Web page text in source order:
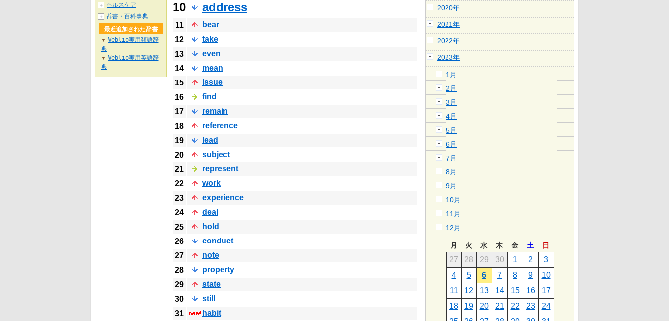
10
address
11
bear
12
take
13
even
14
mean
15
issue
16
find
17
remain
18
reference
19
lead
20
subject
21
represent
22
work
23
experience
24
deal
25
hold
26
conduct
27
note
28
property
29
state
30
still
31
habit
＋ ヘルスケア
＋
辞書・百科事典
最近追加された辞書
▼
Weblio実用類語辞
典
▼
Weblio実用英語辞
典
2020年
2021年
2022年
2023年
1月
2月
3月
4月
5月
6月
7月
8月
9月
10月
11月
12月
月 火 水 木 金 土 日
27 28 29 30 1 2
3
4
5 6 7 8 9
10
11
12 13 14 15 16
17
18
19 20 21 22 23
24